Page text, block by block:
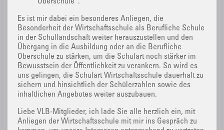
Es ist mir dabei ein besonderes Anliegen, die
Besonderheit der Wirtschaftsschule als Berufliche Schule
in der Schullandschaft weiter herauszustellen und den
Übergang in die Ausbildung oder an die Berufliche
Oberschule zu stärken, um die Schulart noch stärker im
Bewusstsein der Öffentlichkeit zu verankern. So wird es
uns gelingen, die Schulart Wirtschaftsschule dauerhaft zu
sichern und hinsichtlich der Schülerzahlen sowie des
inhaltlichen Angebotes weiter auszubauen.
Liebe VLB-Mitglieder, ich lade Sie alle herzlich ein, mit
Anliegen der Wirtschaftsschule mit mir ins Gespräch zu